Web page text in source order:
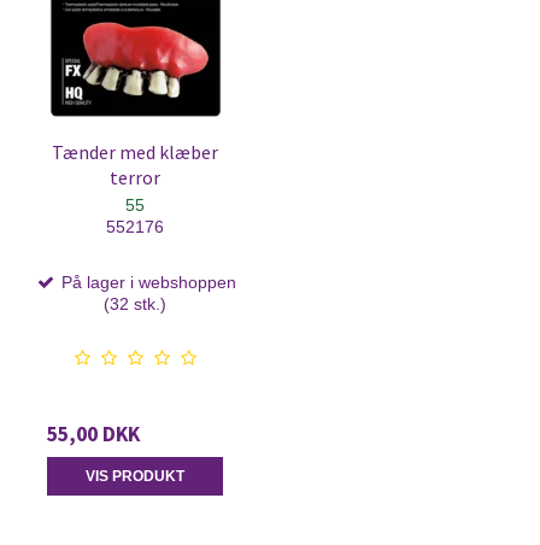
Tænder med klæber
terror
55
552176
På lager i webshoppen
(32 stk.)
55,00 DKK
VIS PRODUKT